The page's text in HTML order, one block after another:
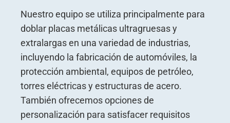
Nuestro equipo se utiliza principalmente para
doblar placas metálicas ultragruesas y
extralargas en una variedad de industrias,
incluyendo la fabricación de automóviles, la
protección ambiental, equipos de petróleo,
torres eléctricas y estructuras de acero.
También ofrecemos opciones de
personalización para satisfacer requisitos